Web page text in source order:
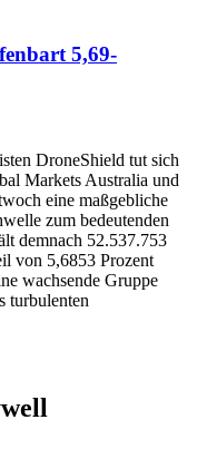
5,69-
DroneShield tut sich
Markets Australia und
eine maßgebliche
zum bedeutenden
demnach 52.537.753
von 5,6853 Prozent
wachsende Gruppe
turbulenten